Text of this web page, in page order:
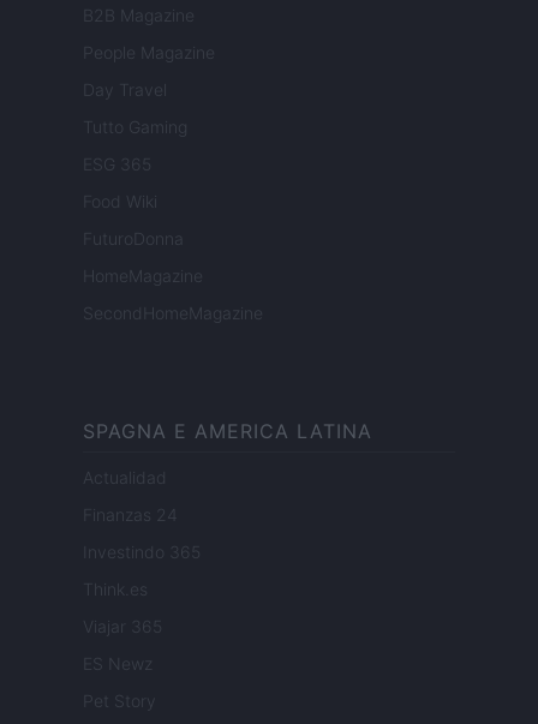
B2B Magazine
People Magazine
Day Travel
Tutto Gaming
ESG 365
Food Wiki
FuturoDonna
HomeMagazine
SecondHomeMagazine
SPAGNA E AMERICA LATINA
Actualidad
Finanzas 24
Investindo 365
Think.es
Viajar 365
ES Newz
Pet Story